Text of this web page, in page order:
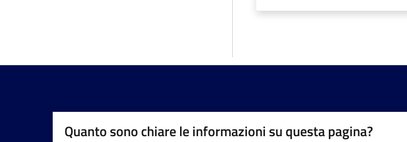
Quanto sono chiare le informazioni su questa pagina?